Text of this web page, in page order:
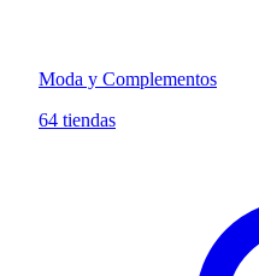
Moda y Complementos
64 tiendas